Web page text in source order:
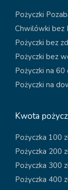
Pożyczki
Chwilówki bez
Pożyczki bez
Pożyczki bez
Pożyczki na 60
Pożyczki na
Kwota
Pożyczka 100
Pożyczka 200
Pożyczka 300
Pożyczka 400